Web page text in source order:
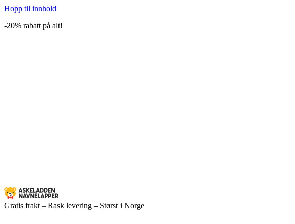
Hopp til innhold
-20% rabatt på alt!
Gratis frakt – Rask levering – Størst i Norge